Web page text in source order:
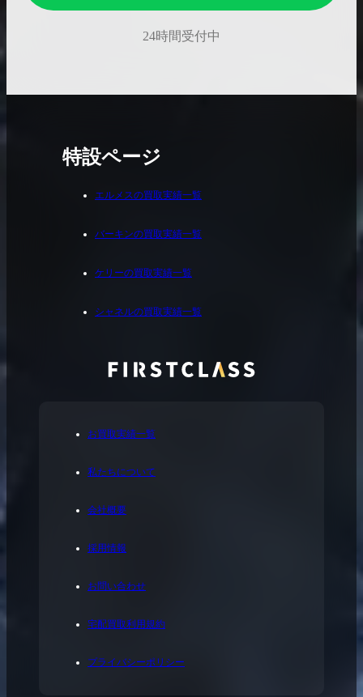
24時間受付中
お買取実績一覧
私たちについて
会社概要
採用情報
お問い合わせ
宅配買取利用規約
プライバシーポリシー
特設ページ
エルメスの買取実績一覧
バーキンの買取実績一覧
ケリーの買取実績一覧
シャネルの買取実績一覧